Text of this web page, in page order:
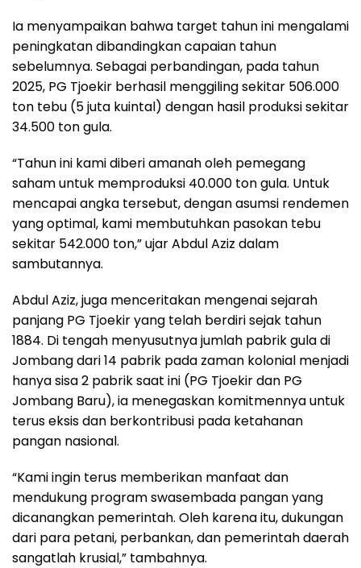
Ia menyampaikan bahwa target tahun ini mengalami
peningkatan dibandingkan capaian tahun
sebelumnya. Sebagai perbandingan, pada tahun
2025, PG Tjoekir berhasil menggiling sekitar 506.000
ton tebu (5 juta kuintal) dengan hasil produksi sekitar
34.500 ton gula.
“Tahun ini kami diberi amanah oleh pemegang
saham untuk memproduksi 40.000 ton gula. Untuk
mencapai angka tersebut, dengan asumsi rendemen
yang optimal, kami membutuhkan pasokan tebu
sekitar 542.000 ton,” ujar Abdul Aziz dalam
sambutannya.
Abdul Aziz, juga menceritakan mengenai sejarah
panjang PG Tjoekir yang telah berdiri sejak tahun
1884. Di tengah menyusutnya jumlah pabrik gula di
Jombang dari 14 pabrik pada zaman kolonial menjadi
hanya sisa 2 pabrik saat ini (PG Tjoekir dan PG
Jombang Baru), ia menegaskan komitmennya untuk
terus eksis dan berkontribusi pada ketahanan
pangan nasional.
“Kami ingin terus memberikan manfaat dan
mendukung program swasembada pangan yang
dicanangkan pemerintah. Oleh karena itu, dukungan
dari para petani, perbankan, dan pemerintah daerah
sangatlah krusial,” tambahnya.